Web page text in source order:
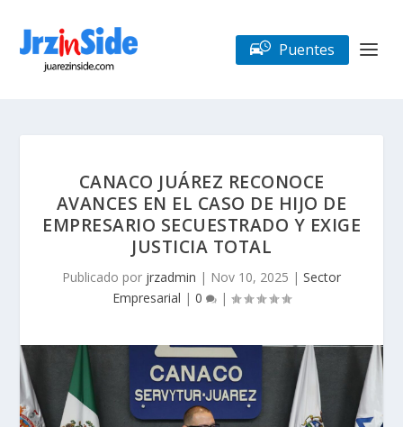
Puentes
CANACO JUÁREZ RECONOCE
AVANCES EN EL CASO DE HIJO DE
EMPRESARIO SECUESTRADO Y EXIGE
JUSTICIA TOTAL
Publicado por jrzadmin | Nov 10, 2025 | Sector
Empresarial | 0 |